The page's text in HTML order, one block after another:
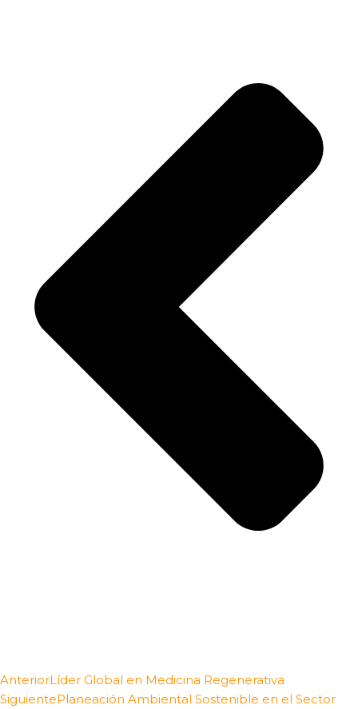
AnteriorLíder Global en Medicina Regenerativa
SiguientePlaneación Ambiental Sostenible en el Sector